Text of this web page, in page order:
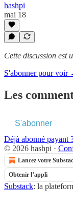
hashpi
mai 18
Cette discussion est
S'abonner pour voir
Les
S'abonner
Déjà abonné payant
© 2026 hashpi ·
Lancez votre
Obtenir l’appli
Substack: la